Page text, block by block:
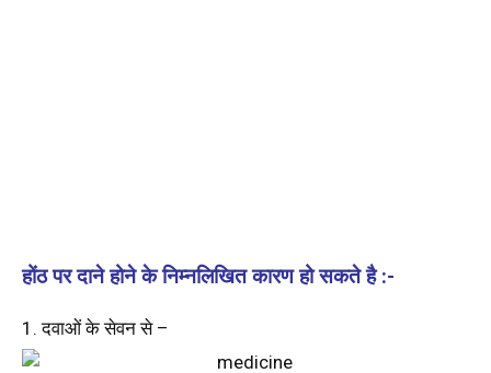
होंठ पर दाने होने के निम्नलिखित कारण हो सकते है :-
1. दवाओं के सेवन से –